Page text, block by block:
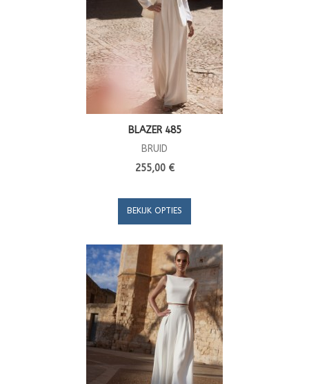
BLAZER 485
BRUID
255,00 €
BEKIJK OPTIES